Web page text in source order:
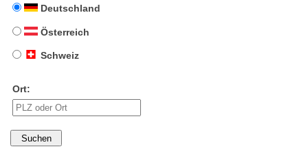
Deutschland
Österreich
Schweiz
Ort: